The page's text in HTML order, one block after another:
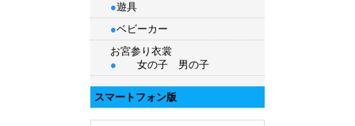
●遊具
●ベビーカー
お宮参り衣裳
● 女の子 男の子
スマートフォン版